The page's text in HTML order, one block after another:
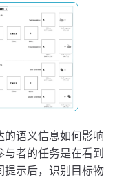
语义信息如何影响
者的任务是在看到
提示后，识别目标物